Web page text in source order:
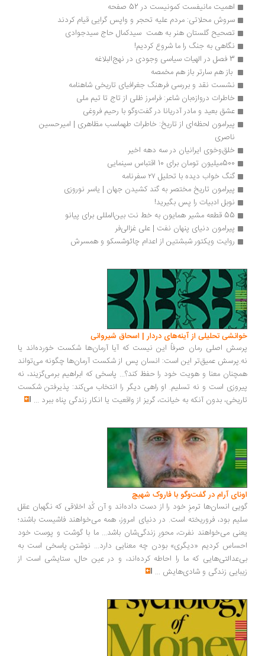
اهمیت مانیفست کمونیست در 52 صفحه
سروش محلاتی: مردم علیه تحجر و واپس گرایی قیام کردند
تصحیح گلستان هنر به همت  سیدکمال حاج سیدجوادی
نگاهی به جنگ را ما شروع کردیم!
باز هم سارتر باز هم مخمصه
نشست نقد و بررسی فرهنگ جغرافیای تاریخی شاهنامه
خاطرات دروازه‌بان شاعر: فرامرز ظلی از تاج تا تیم ملی
عشق بعید و مادر آدریانا در گفت‌وگو با رحیم فروغی
پیرامون لحظه‌ای از تاریخ: خاطرات طهماسب مظاهری | امیرحسین
خلق‌وخوی ایرانیان در سه دهه اخیر
گنگ خواب دیده با تحلیل ۲۷ سفرنامه
پیرامون تاریخ مختصر به گند کشیدن جهان | یاسر نوروزی
نوبل ادبیات را پس بگیرید!
پیرامون دنیای پنهان نفت | علی غزالی‌فر
روایت ویکتور شبشتین از اعدام چائوشسکو و همسرش
تحلیلی از آینه‌های دردار | اسحاق شیروانی
اصلی رمان صرفاً این نیست که آیا آرمان‌ها شکست خورده‌اند یا
عمیق‌تر این است: انسان پس از شکست آرمان‌ها چگونه می‌تواند
معنا و هویت خود را حفظ کند؟... پاسخی که ابراهیم برمی‌گزیند، نه
است و نه تسلیم. او راهی دیگر را انتخاب می‌کند: پذیرفتن شکست
بدون آنکه به خیانت، گریز از واقعیت یا انکار زندگی پناه ببرد...
آرام در گفت‌وگو با فاروک شهیچ‭
انسان‌ها ترمزِ خود را از دست داده‌اند و آن کُدِ اخلاقی که نگهبان عقل
بود، فروریخته است. در دنیای امروز، همه می‌خواهند فاشیست باشند؛
می‌خواهند نفرت، محورِ زندگی‌شان باشد... ما با گوشت و پوست خود
کردیم «دیگری» بودن چه معنایی دارد... نوشتن پاسخی است به
که ما را احاطه کرده‌اند، و در عین حال، ستایشی است از
زندگی و شادی‌هایش...